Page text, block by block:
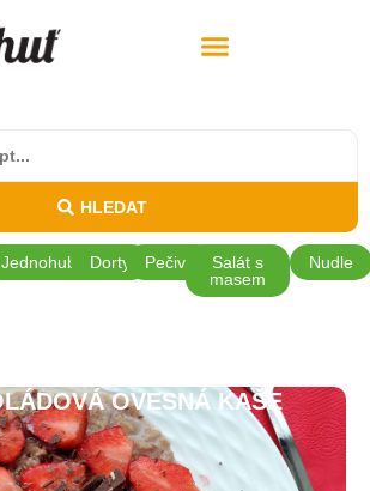
HLEDAT
JednohubkyDorty Pečivo
Salát s
masem
Nudle
OVESNÁ KAŠE